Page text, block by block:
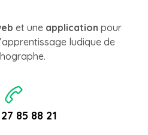
et une application pour
ludique de
85 88 21